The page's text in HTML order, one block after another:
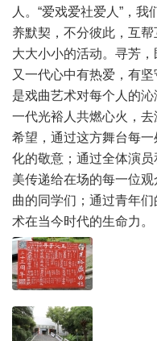
人。“爱戏爱社爱人”，
养默契，不分彼此，互
大大小小的活动。寻芳
又一代心中有热爱，有
是戏曲艺术对每个人的
一代光裕人共燃心火，
希望，通过这方舞台每
化的敬意；通过全体演
美传递给在场的每一位
曲的同学们；通过青年
术在当今时代的生命力。